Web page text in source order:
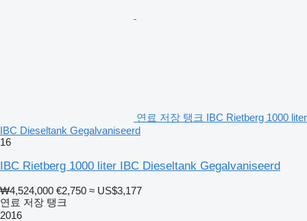
연료 저장 탱크 IBC Rietberg 1000 liter
IBC Dieseltank Gegalvaniseerd
16
IBC Rietberg 1000 liter IBC Dieseltank Gegalvaniseerd
₩4,524,000 €2,750 ≈ US$3,177
연료 저장 탱크
2016